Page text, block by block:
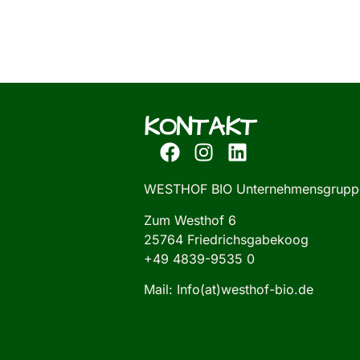
KONTAKT
WESTHOF BIO
Zum Westhof 6
25764 Friedrichsgabekoog
+49 4839-9535 0
Mail: Info(at)westhof-bio.de